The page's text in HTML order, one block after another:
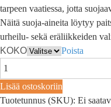
tarpeen vaatiessa, jotta
Näitä suoja-aineita löytyy
urheilu- sekä eräliikkeiden
KOKO
Poista
Lisää ostoskoriin
Tuotetunnus (SKU): Ei